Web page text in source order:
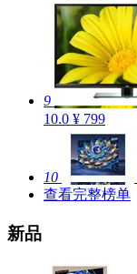
9
10.0 ¥ 799
10
查看完整榜单
新品